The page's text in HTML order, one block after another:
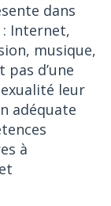
dans
: Internet,
musique,
pas d’une
leur
adéquate
à